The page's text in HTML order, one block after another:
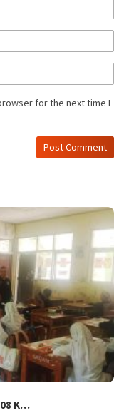
for the next time I
K…